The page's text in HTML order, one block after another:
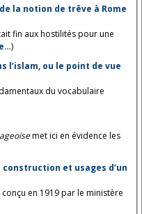
la notion de trêve à Rome
fin aux hostilités pour une
)
l’islam, ou le point de vue
du vocabulaire
met ici en évidence les
et usages d’un
conçu en 1919 par le ministère